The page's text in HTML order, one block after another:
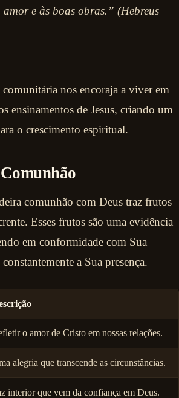
e às boas obras.” (Hebreus
nos encoraja a viver em
ensinamentos de Jesus, criando um
o crescimento espiritual.
comunhão com Deus traz frutos
Esses frutos são uma evidência
em conformidade com Sua
a Sua presença.
o amor de Cristo em nossas relações.
alegria que transcende as circunstâncias.
interior que vem da confiança em Deus.